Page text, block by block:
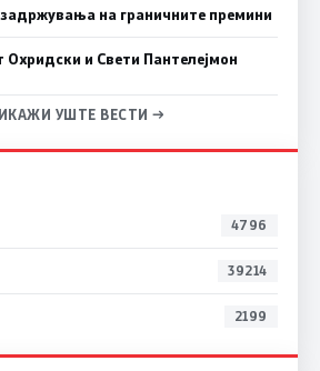
на граничните премини
Охридски и Свети Пантелејмон
УШТЕ ВЕСТИ →
4796
39214
2199